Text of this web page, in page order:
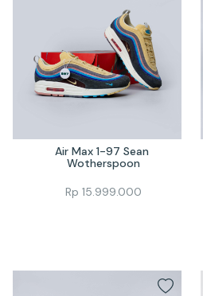
Air Max 1-97 Sean
Wotherspoon
Rp 15.999.000